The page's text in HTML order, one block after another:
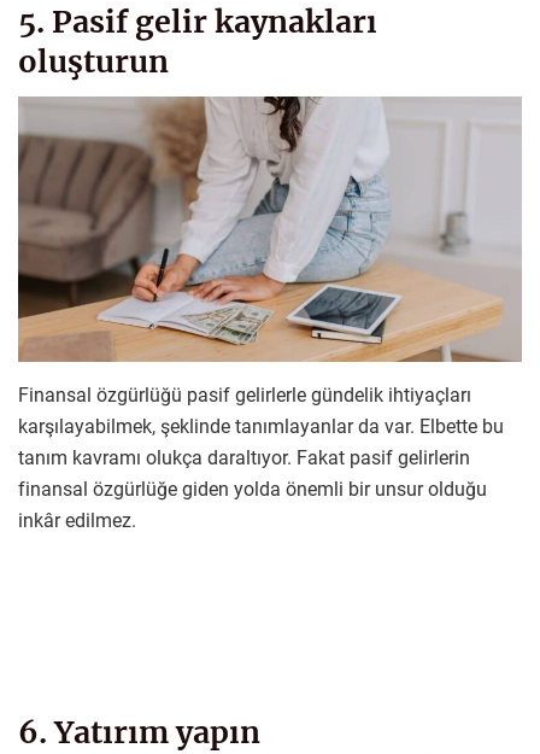
5. Pasif gelir kaynakları
oluşturun
Finansal özgürlüğü pasif gelirlerle gündelik ihtiyaçları
karşılayabilmek, şeklinde tanımlayanlar da var. Elbette bu
tanım kavramı olukça daraltıyor. Fakat pasif gelirlerin
finansal özgürlüğe giden yolda önemli bir unsur olduğu
inkâr edilmez.
6. Yatırım yapın